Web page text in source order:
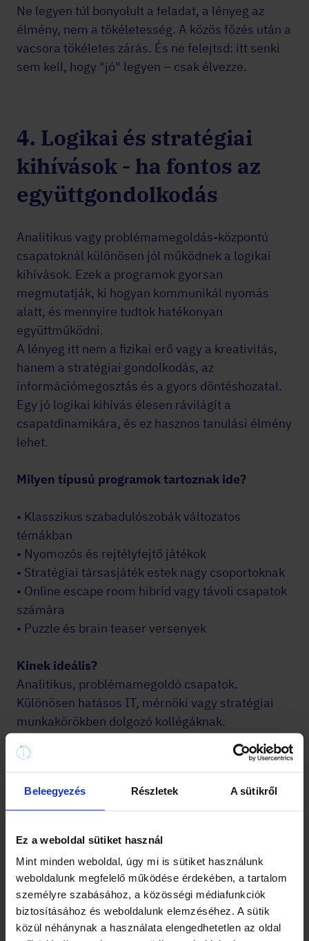
Beleegyezés Részletek A sütikről
Ez a weboldal sütiket használ
Mint minden weboldal, úgy mi is sütiket használunk
weboldalunk megfelelő működése érdekében, a tartalom
személyre szabásához, a közösségi médiafunkciók
biztosításához és weboldalunk elemzéséhez. A sütik
közül néhánynak a használata elengedhetetlen az oldal
Ne legyen túl bonyolult a feladat, a lényeg az
élmény, nem a tökéletesség. A közös főzés után a
vacsora tökéletes zárás. És ne felejtsd: itt senki
sem kell, hogy "jó" legyen – csak élvezze.
4. Logikai és stratégiai
kihívások - ha fontos az
együttgondolkodás
Analitikus vagy problémamegoldás-központú
csapatoknál különösen jól működnek a logikai
kihívások. Ezek a programok gyorsan
megmutatják, ki hogyan kommunikál nyomás
alatt, és mennyire tudtok hatékonyan
együttműködni.
A lényeg itt nem a fizikai erő vagy a kreativitás,
hanem a stratégiai gondolkodás, az
információmegosztás és a gyors döntéshozatal.
Egy jó logikai kihívás élesen rávilágít a
csapatdinamikára, és ez hasznos tanulási élmény
lehet.
Milyen típusú programok tartoznak ide?
• Klasszikus szabadulószobák változatos
témákban
• Nyomozós és rejtélyfejtő játékok
• Stratégiai társasjáték estek nagy csoportoknak
• Online escape room hibrid vagy távoli csapatok
számára
• Puzzle és brain teaser versenyek
Kinek ideális?
Analitikus, problémamegoldó csapatok.
Különösen hatásos IT, mérnöki vagy stratégiai
munkakörökben dolgozó kollégáknak.
Miért működik?
Mert rövid idő alatt intenzív csapatmunkát
igényel. Nincs helye egyéni munkának, csak
együtt lehet sikerrel kijutni. És a siker pillanata
közös eufóriát teremt.
Mire figyelj?
A szabadulószobákban a 60 perc gyorsan eltelik,
válasszatok könnyebb nehézségi szintet, ha
először próbáljátok. A nehezebb szobák valóban